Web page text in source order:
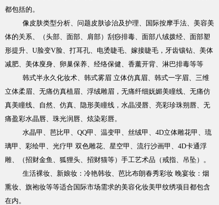
都包括的。
像皮肤类型分析、问题皮肤诊治及护理、国际按摩手法、美容美
体的关系、（头部、面部、肩部）刮痧排毒、面部八绒拨经、面部塑
形提升、U脸变V脸、打耳孔、电烫睫毛、嫁接睫毛，牙齿镶钻、美体
减肥、美体廋身、卵巢保养、经络保健、香薰开背、淋巴排毒等等
韩式半永久化妆术、韩式雾眉 立体仿真眉、韩式一字眉、三维
立体柔眉、无痛仿真植眉、浮绒雕眉，无痛纤细妩媚美瞳线、无痛仿
真美瞳线、自然、仿真、隐形美瞳线，水晶浸唇、亮彩珍珠朔唇、无
痛盈彩水晶唇、珠光润唇、炫染彩唇。
水晶甲、芭比甲、QQ甲、温变甲、丝绒甲、4D立体雕花甲、琉
璃甲、彩绘甲、光疗甲 双色雕花、星空甲、流行沙画甲、4D卡通浮
雕、（招财金鱼、狐狸头、招财猫等）手工艺术品（戒指、吊坠）。
生活裸妆、新娘妆：冷艳韩妆、芭比布朗春秀彩妆 晚宴妆：烟
熏妆、旗袍妆等等适合国际市场需求的美容化妆美甲纹绣项目都包含
在内。